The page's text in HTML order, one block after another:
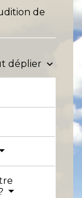
de
déplier keyboard_arrow_down